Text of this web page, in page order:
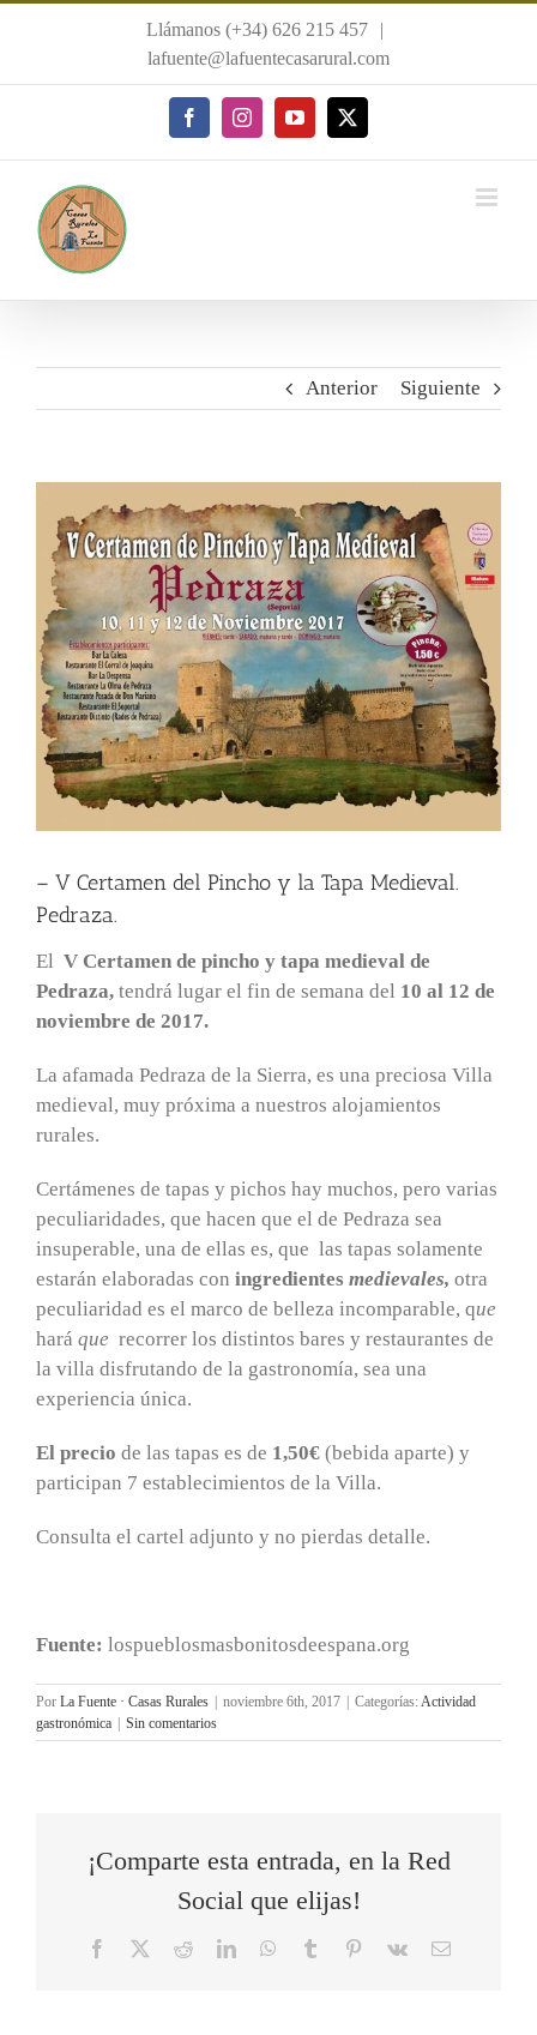
Llámanos (+34) 626 215 457
|
lafuente@lafuentecasarural.com
FacebookInstagramYouTube
X
Anterior Siguiente
– V Certamen del Pincho y la Tapa Medieval.
Pedraza.
El V Certamen de pincho y tapa medieval de
Pedraza, tendrá lugar el fin de semana del 10 al 12 de
noviembre de 2017.
La afamada Pedraza de la Sierra, es una preciosa Villa
medieval, muy próxima a nuestros alojamientos
rurales.
Certámenes de tapas y pichos hay muchos, pero varias
peculiaridades, que hacen que el de Pedraza sea
insuperable, una de ellas es, que las tapas solamente
estarán elaboradas con ingredientes medievales, otra
peculiaridad es el marco de belleza incomparable, que
hará que recorrer los distintos bares y restaurantes de
la villa disfrutando de la gastronomía, sea una
experiencia única.
El precio de las tapas es de 1,50€ (bebida aparte) y
participan 7 establecimientos de la Villa.
Consulta el cartel adjunto y no pierdas detalle.
Fuente: lospueblosmasbonitosdeespana.org
Por La Fuente · Casas Rurales noviembre 6th, 2017 Categorías:Actividad
gastronómica
Sin comentarios
¡Comparte esta entrada, en la Red
Social que elijas!
Facebook RedditLinkedInWhatsApp
Tumblr Pinterest
Vk
Correo